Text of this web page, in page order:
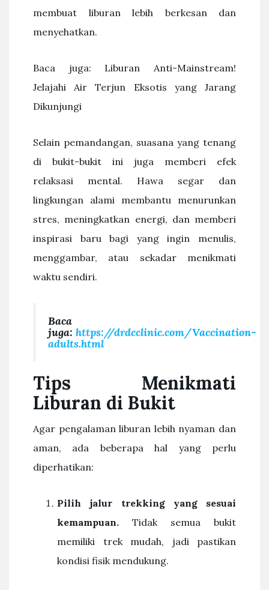
membuat liburan lebih berkesan dan
menyehatkan.
Baca juga: Liburan Anti-Mainstream!
Jelajahi Air Terjun Eksotis yang Jarang
Dikunjungi
Selain pemandangan, suasana yang tenang
di bukit-bukit ini juga memberi efek
relaksasi mental. Hawa segar dan
lingkungan alami membantu menurunkan
stres, meningkatkan energi, dan memberi
inspirasi baru bagi yang ingin menulis,
menggambar, atau sekadar menikmati
waktu sendiri.
Baca
juga: https://drdcclinic.com/Vaccination-
adults.html
Tips Menikmati
Liburan di Bukit
Agar pengalaman liburan lebih nyaman dan
aman, ada beberapa hal yang perlu
diperhatikan:
Pilih jalur trekking yang sesuai
kemampuan. Tidak semua bukit
memiliki trek mudah, jadi pastikan
kondisi fisik mendukung.